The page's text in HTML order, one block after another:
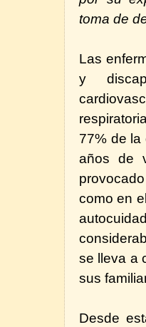
toma de
Las
y
77% de la
años de
como en
se lleva a
sus
Desde